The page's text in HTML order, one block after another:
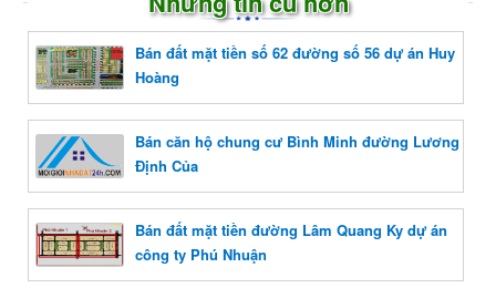
Bán đất mặt tiền số 62 đường số 56 dự án Huy
Hoàng
Bán căn hộ chung cư Bình Minh đường Lương
Định Của
Bán đất mặt tiền đường Lâm Quang Ky dự án
công ty Phú Nhuận